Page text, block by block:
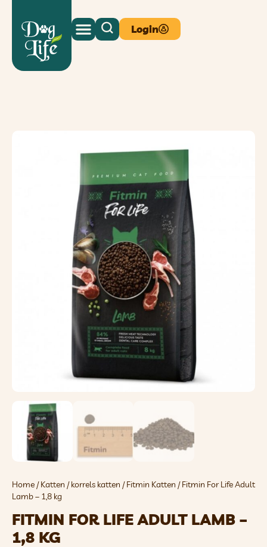
Login
Home /Katten /korrels katten /Fitmin Katten / Fitmin For Life Adult
Lamb – 1,8 kg
FITMIN FOR LIFE ADULT LAMB –
1,8 KG